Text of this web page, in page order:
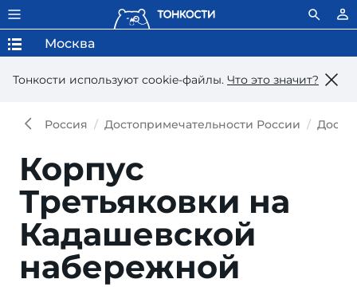
Тонкости используют сookie-файлы. Что это значит?
Москва
Россия Достопримечательности России
Корпус
Третьяковки на
Кадашевской
набережной